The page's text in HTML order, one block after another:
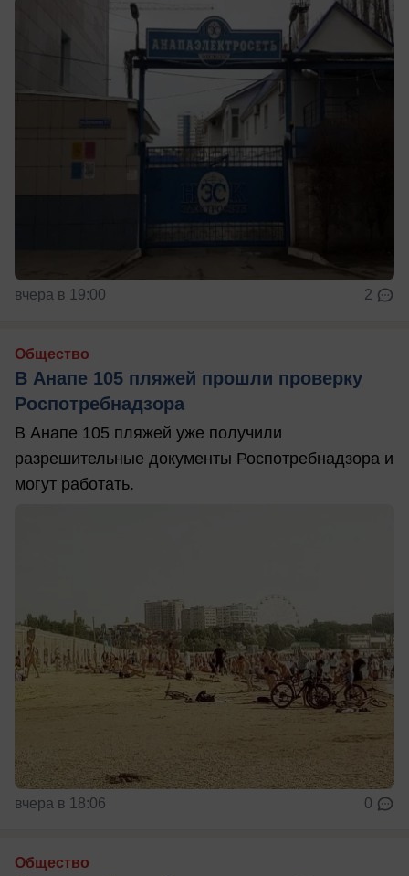
вчера в 19:00 2
Общество
В Анапе 105 пляжей прошли проверку
Роспотребнадзора
В Анапе 105 пляжей уже получили
разрешительные документы Роспотребнадзора и
могут работать.
вчера в 18:06 0
Общество